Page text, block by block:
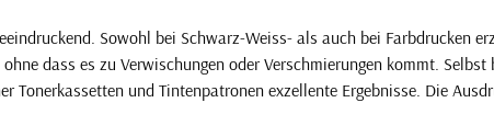
Sowohl bei Schwarz-Weiss- als auch bei Farbdrucken
dass es zu Verwischungen oder Verschmierungen kommt.
Tonerkassetten und Tintenpatronen exzellente Ergebnisse. Die